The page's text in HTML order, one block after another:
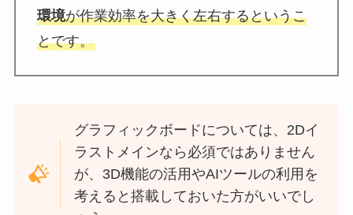
環境が作業効率を大きく左右するというこ
とです。
グラフィックボードについては、2Dイ
ラストメインなら必須ではありません
が、3D機能の活用やAIツールの利用を
考えると搭載しておいた方がいいでし